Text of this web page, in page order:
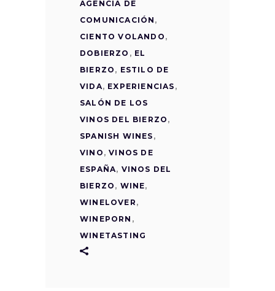
AGENCIA DE
COMUNICACIÓN ,
CIENTO VOLANDO ,
DOBIERZO , EL
BIERZO , ESTILO DE
VIDA, EXPERIENCIAS ,
SALÓN DE LOS
VINOS DEL BIERZO ,
SPANISH WINES ,
VINO ,VINOS DE
ESPAÑA, VINOS DEL
BIERZO , WINE,
WINELOVER ,
WINEPORN ,
WINETASTING